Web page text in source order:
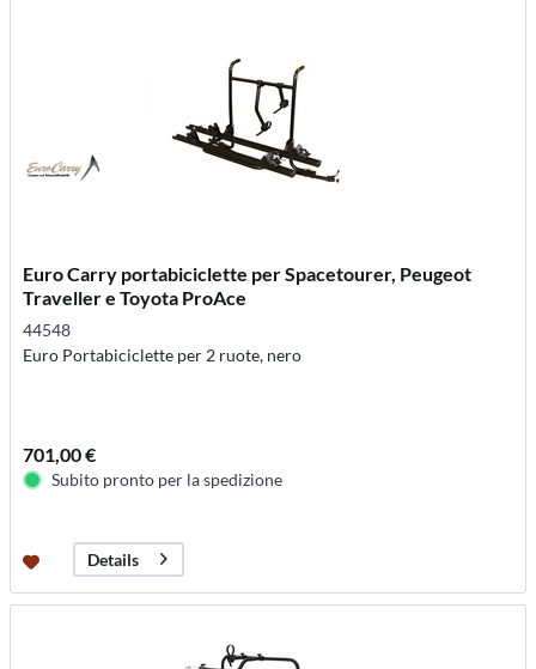
Euro Carry portabiciclette per Spacetourer, Peugeot
Traveller e Toyota ProAce
44548
Euro Portabiciclette per 2 ruote, nero
701,00 €
Subito pronto per la spedizione
Details